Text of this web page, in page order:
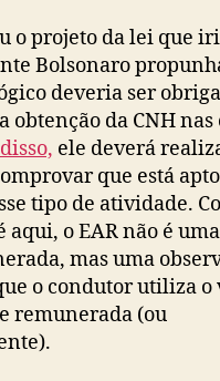
o projeto da lei que
Bolsonaro
deveria ser
obtenção da CNH
ele deverá
que está
tipo de atividade.
o EAR não é
mas uma
o condutor utiliza o
remunerada (ou